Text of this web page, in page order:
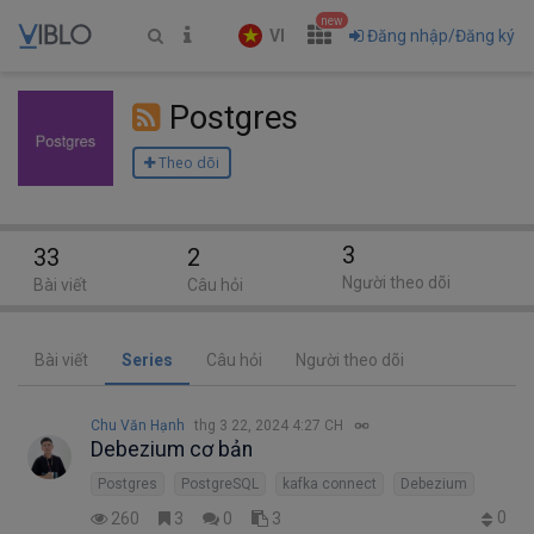
VI
new
Đăng nhập/Đăng ký
Postgres
Theo dõi
Bài viết Series Câu hỏi Người theo dõi
Chu Văn Hạnh thg 3 22, 2024 4:27 CH
Debezium cơ bản
Postgres PostgreSQL kafka connect Debezium
260 3 0 3 0
33
Bài viết
2
Câu hỏi
3
Người theo dõi